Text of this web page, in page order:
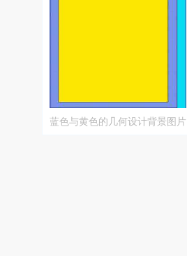
蓝色与黄色的几何设计背景图片